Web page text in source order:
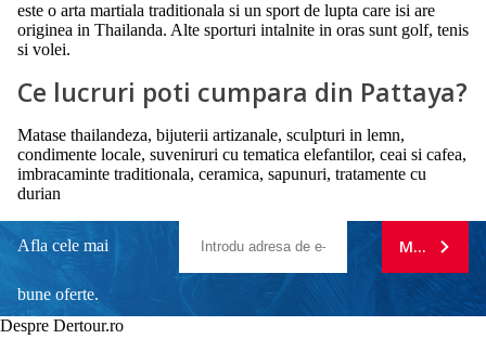
este o arta martiala traditionala si un sport de lupta care isi are
originea in Thailanda. Alte sporturi intalnite in oras sunt golf, tenis
si volei.
Ce lucruri poti cumpara din Pattaya?
Matase thailandeza, bijuterii artizanale, sculpturi in lemn,
condimente locale, suveniruri cu tematica elefantilor, ceai si cafea,
imbracaminte traditionala, ceramica, sapunuri, tratamente cu
durian
Afla cele mai
bune oferte.
MA
Despre Dertour.ro